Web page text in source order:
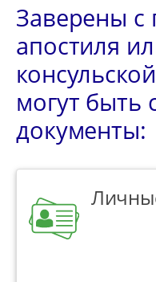
Заверены
апостиля
могут
документы: